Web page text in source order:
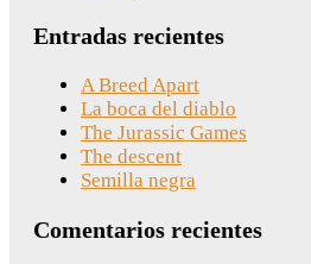
Entradas recientes
A Breed Apart
La boca del diablo
The Jurassic Games
The descent
Semilla negra
Comentarios recientes